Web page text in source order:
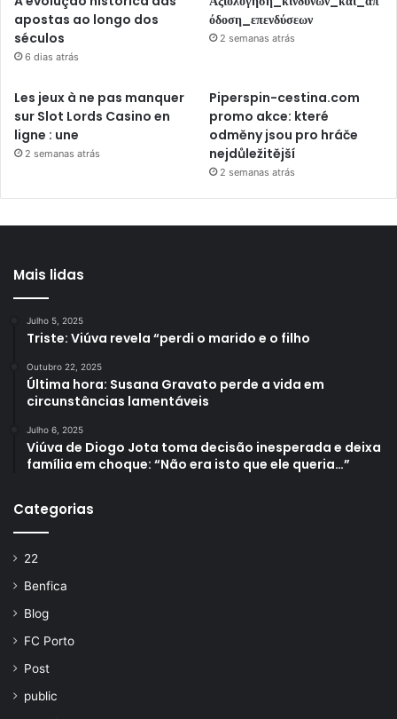
apostas ao longo dos
séculos
6 dias atrás
όδοση_επενδύσεων
2 semanas atrás
Les jeux à ne pas manquer
sur Slot Lords Casino en
ligne : une
2 semanas atrás
Piperspin-cestina.com
promo akce: které
odměny jsou pro hráče
nejdůležitější
2 semanas atrás
Mais lidas
Julho 5, 2025
Triste: Viúva revela “perdi o marido e o filho
Outubro 22, 2025
Última hora: Susana Gravato perde a vida em
circunstâncias lamentáveis
Julho 6, 2025
Viúva de Diogo Jota toma decisão inesperada e deixa
família em choque: “Não era isto que ele queria…”
Categorias
22
Benfica
Blog
FC Porto
Post
public